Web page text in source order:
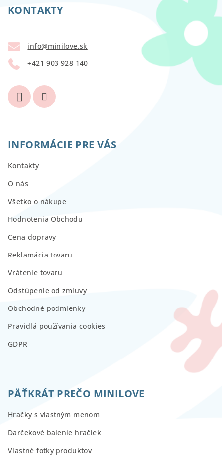
KONTAKTY
info@minilove.sk
+421 903 928 140
INFORMÁCIE PRE VÁS
Kontakty
O nás
Všetko o nákupe
Hodnotenia Obchodu
Cena dopravy
Reklamácia tovaru
Vrátenie tovaru
Odstúpenie od zmluvy
Obchodné podmienky
Pravidlá používania cookies
GDPR
PÄŤKRÁT PREČO MINILOVE
Hračky s vlastným menom
Darčekové balenie hračiek
Vlastné fotky produktov